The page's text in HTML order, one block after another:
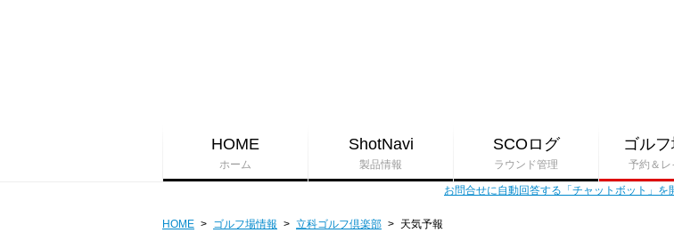
HOME
ホーム
ShotNavi
製品情報
SCOログ
ラウンド管理
ゴル
予約＆レ
お問合せに自動回答する「チャットボット」を
HOME > ゴルフ場情報 > 立科ゴルフ倶楽部 > 天気予報